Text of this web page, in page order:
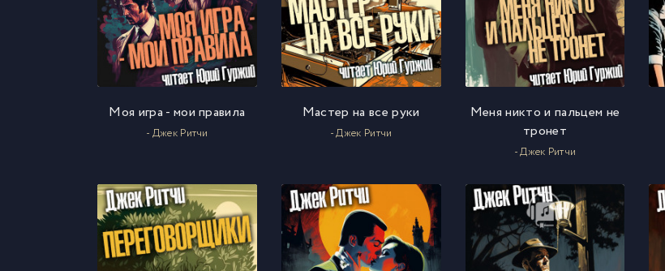
Моя игра - мои правила
- Джек Ритчи
Мастер на все руки
- Джек Ритчи
Меня никто и пальцем не
тронет
- Джек Ритчи